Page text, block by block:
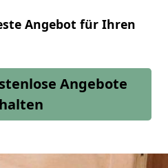
Angebot für Ihren
Angebote